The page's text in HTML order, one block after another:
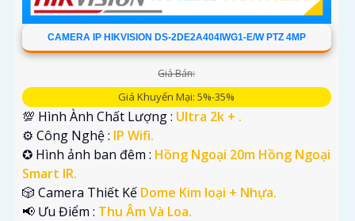
CAMERA IP HIKVISION DS-2DE2A404IWG1-E/W PTZ 4MP
Giá Bán:
Giá Khuyến Mại: 5%-35%
💯 Hình Ành Chất Lượng : Ultra 2k + .
⚙ Công Nghệ : IP Wifi.
✪ Hình ảnh ban đêm : Hồng Ngoại 20m Hồng Ngoại
Smart IR.
🎲 Camera Thiết Kế Dome Kim loại + Nhựa.
️📢 Ưu Điểm : Thu Âm Và Loa.